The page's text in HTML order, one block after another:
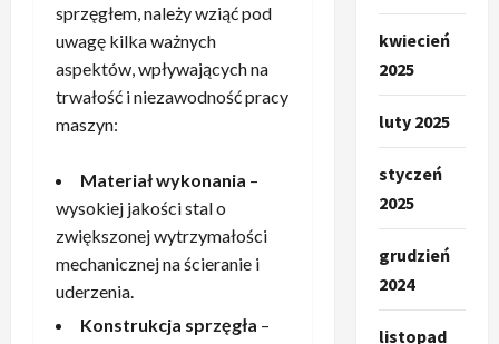
sprzęgłem, należy wziąć pod
uwagę kilka ważnych
aspektów, wpływających na
trwałość i niezawodność pracy
maszyn:
Materiał wykonania –
wysokiej jakości stal o
zwiększonej wytrzymałości
mechanicznej na ścieranie i
uderzenia.
Konstrukcja sprzęgła –
kwiecień
2025
luty 2025
styczeń
2025
grudzień
2024
listopad